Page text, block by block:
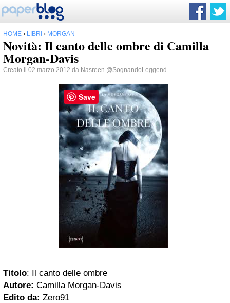
HOME › LIBRI › MORGAN
Novità: Il canto delle ombre di Camilla
Morgan-Davis
Creato il 02 marzo 2012 da Nasreen @SognandoLeggend
Titolo: Il canto delle ombre
Autore: Camilla Morgan-Davis
Edito da: Zero91
Save